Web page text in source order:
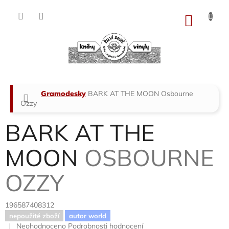
Domů
Gramodesky BARK AT THE MOON Osbourne
Ozzy
BARK AT THE
MOON OSBOURNE
OZZY
196587408312
nepoužité zboží autor world
Průměrné
Neohodnoceno Podrobnosti hodnocení